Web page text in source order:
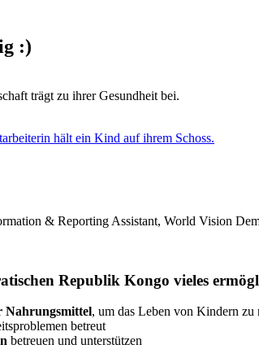
:)
trägt zu ihrer Gesundheit bei.
& Reporting Assistant, World Vision
Republik Kongo vieles
Nahrungsmittel, um das Leben von Kindern zu
betreut
betreuen und unterstützen